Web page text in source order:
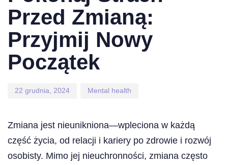
Przed Zmianą:
Przyjmij Nowy
Początek
22 grudnia, 2024 Mental health
Zmiana jest nieunikniona—wpleciona w każdą
część życia, od relacji i kariery po zdrowie i rozwój
osobisty. Mimo jej nieuchronności, zmiana często